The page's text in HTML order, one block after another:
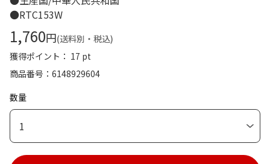
●RTC153W
1,760円(送料別・税込)
獲得ポイント： 17 pt
商品番号
6148929604
数量
1